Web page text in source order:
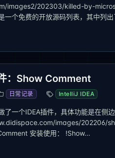
images2/202303/killed-by-
一个免费的开放源码列表，其中列
：Show Comment
日常记录 IntelliJ IDEA
了一个IDEA插件，具体功能是在侧
images/202206/
安装使用： !Show...